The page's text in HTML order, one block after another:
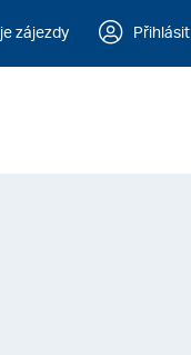
zájezdy Přihlásit